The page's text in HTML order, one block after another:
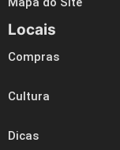
Locais
Compras
Cultura
Dicas